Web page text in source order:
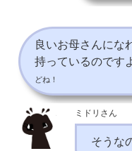
良いお母さんにな
持っているのです
どね！
ミドリさん
そうな